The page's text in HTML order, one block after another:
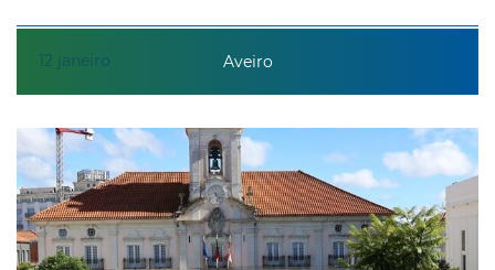
12 janeiro Aveiro